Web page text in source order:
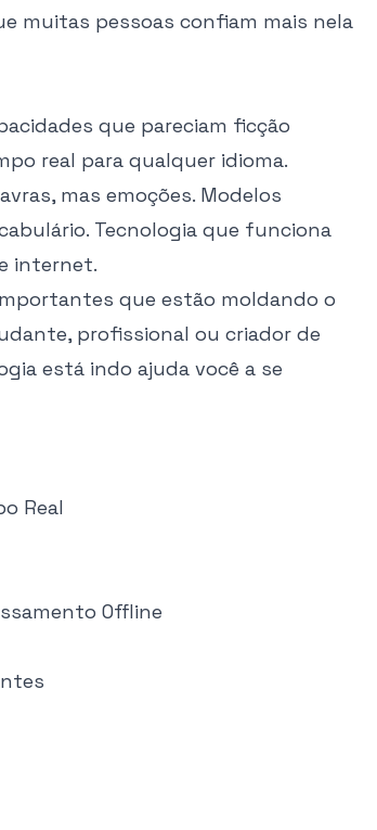
muitas pessoas confiam mais nela
que pareciam ficção
real para qualquer idioma.
mas emoções. Modelos
Tecnologia que funciona
internet.
que estão moldando o
profissional ou criador de
está indo ajuda você a se
Real
Offline